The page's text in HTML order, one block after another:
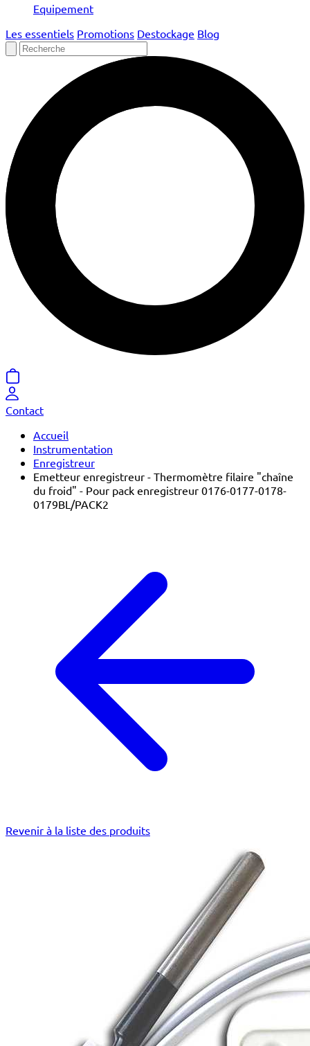
Equipement
Les essentiels Promotions Destockage Blog
Contact
Accueil
Instrumentation
Enregistreur
Emetteur enregistreur - Thermomètre filaire "chaîne
du froid" - Pour pack enregistreur 0176-0177-0178-
0179BL/PACK2
Revenir à la liste des produits